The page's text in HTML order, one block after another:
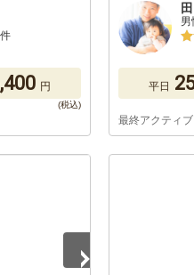
円 平日
最終アクティ